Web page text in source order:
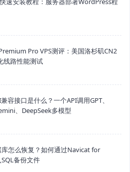
Pro VPS测评：美国洛杉矶CN2
线路性能测试
容接口是什么？一个API调用GPT、
、DeepSeek多模型
库怎么恢复？如何通过Navicat for
备份文件